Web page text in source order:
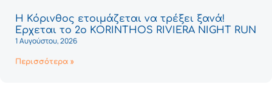
Η Κόρινθος ετοιμάζεται να τρέξει ξανά!
Έρχεται το 2ο KORINTHOS RIVIERA NIGHT RUN
1 Αυγούστου, 2026
Περισσότερα »